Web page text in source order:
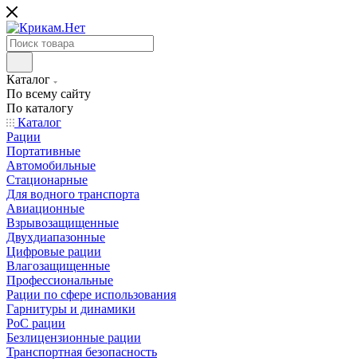
Каталог
По всему сайту
По каталогу
Каталог
Рации
Портативные
Автомобильные
Стационарные
Для водного транспорта
Авиационные
Взрывозащищенные
Двухдиапазонные
Цифровые рации
Влагозащищенные
Профессиональные
Рации по сфере использования
Гарнитуры и динамики
PoC рации
Безлицензионные рации
Транспортная безопасность